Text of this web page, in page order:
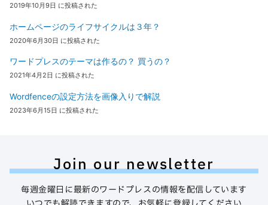
2019年10月9日 に投稿された
ホームページのライフサイクルは３年？
2020年6月30日 に投稿された
ワードプレスのテーマは作るの？ 買うの？
2021年4月2日 に投稿された
Wordfenceの設定方法を画像入りで解説
2023年6月15日 に投稿された
Join our newsletter
毎週金曜日に最新のワードプレスの情報を配信しています